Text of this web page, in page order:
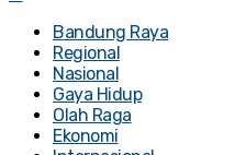
Bandung Raya
Regional
Nasional
Gaya Hidup
Olah Raga
Ekonomi